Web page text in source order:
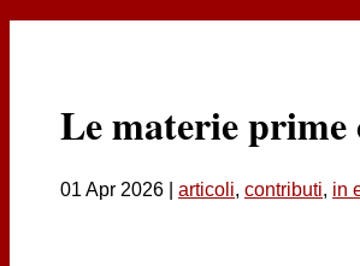
Le materie prime
01 Apr 2026 articoli, contributi, in